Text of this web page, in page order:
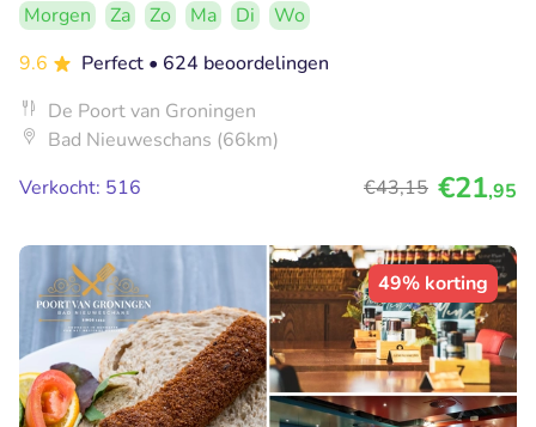
Morgen Za Zo Ma Di
Wo
9.6
Perfect • 624 beoordelingen
De Poort van Groningen
Bad Nieuweschans (66km)
Verkocht: 516
€43,15 €21,95
49% korting